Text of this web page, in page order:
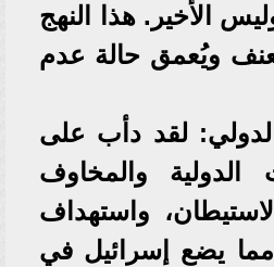
الأخير. هذا النهج
ويُعمق حالة عدم
لقد دأب على
الدولية والمخاوف
واستهداف
يضع إسرائيل في